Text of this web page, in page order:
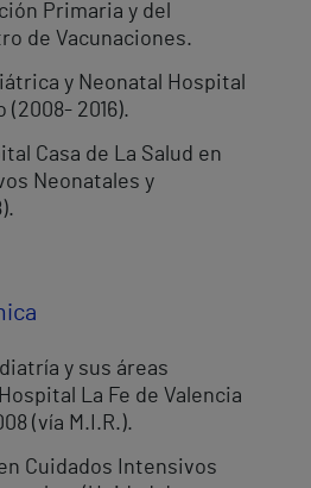
Primaria y del
de Vacunaciones.
y Neonatal Hospital
(2008- 2016).
Casa de La Salud en
Neonatales y
y sus áreas
La Fe de Valencia
(vía M.I.R.).
Cuidados Intensivos